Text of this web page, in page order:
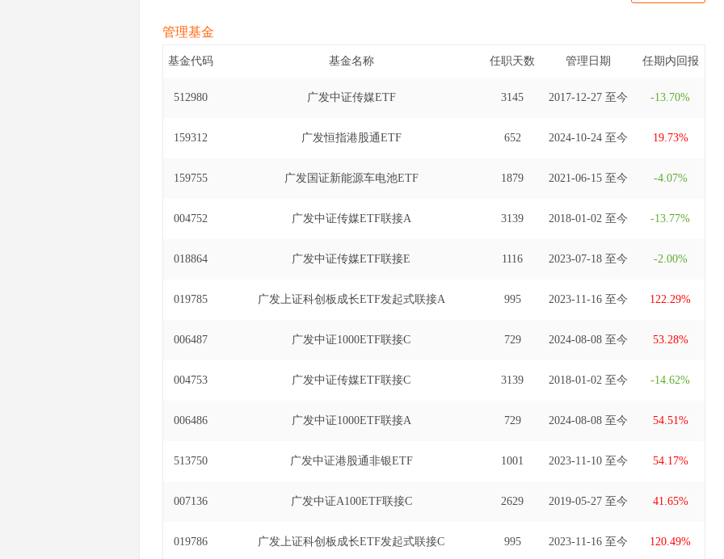
式证券投资基金基金经理(自2018年11月2日至2021年6月17日)、广发深证100指数证券投资
基金（LOF）基金经理(自2020年8月26日至2023年2月22日)、广发中证沪港深科技龙头交
港深科技龙头交易型开放式指数证券投资基金发起式联接基金基金经理(自2021年8月25日
年1月20日至2023年12月13日)、广发中证100交易型开放式指数证券投资基金基金经理(自
联接基金基金经理(自2021年8月9日至2024年8月8日)、广发中证100交易型开放式指数证券
交易型开放式指数证券投资基金基金经理(自2024年11月11日至2026年6月10日)。
管理基金
基金代码 基金名称 任职天数 管理日期 任期内回报
512980 广发中证传媒ETF 3145 2017-12-27 至今 -13.70%
159312 广发恒指港股通ETF 652 2024-10-24 至今 19.73%
159755 广发国证新能源车电池ETF 1879 2021-06-15 至今 -4.07%
004752 广发中证传媒ETF联接A 3139 2018-01-02 至今 -13.77%
018864 广发中证传媒ETF联接E 1116 2023-07-18 至今 -2.00%
019785 广发上证科创板成长ETF发起式联接A 995 2023-11-16 至今 122.29%
006487 广发中证1000ETF联接C 729 2024-08-08 至今 53.28%
004753 广发中证传媒ETF联接C 3139 2018-01-02 至今 -14.62%
006486 广发中证1000ETF联接A 729 2024-08-08 至今 54.51%
513750 广发中证港股通非银ETF 1001 2023-11-10 至今 54.17%
007136 广发中证A100ETF联接C 2629 2019-05-27 至今 41.65%
019786 广发上证科创板成长ETF发起式联接C 995 2023-11-16 至今 120.49%